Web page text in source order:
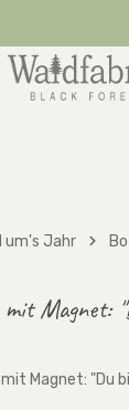
um's Jahr
mit Magnet: